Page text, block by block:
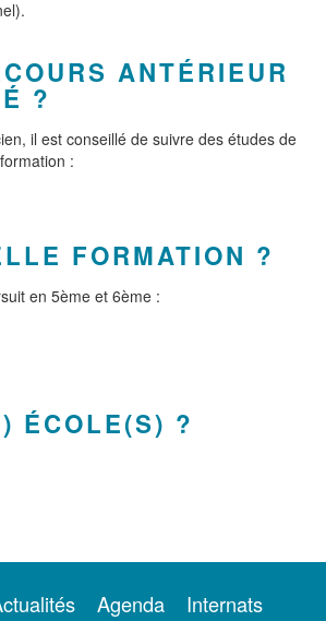
ANTÉRIEUR
?
il est conseillé de suivre des études de
:
FORMATION ?
en 5ème et 6ème :
ÉCOLE(S) ?
Agenda Internats